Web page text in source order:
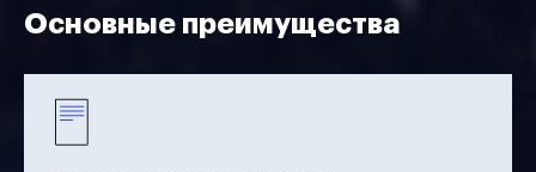
Основные преимущества